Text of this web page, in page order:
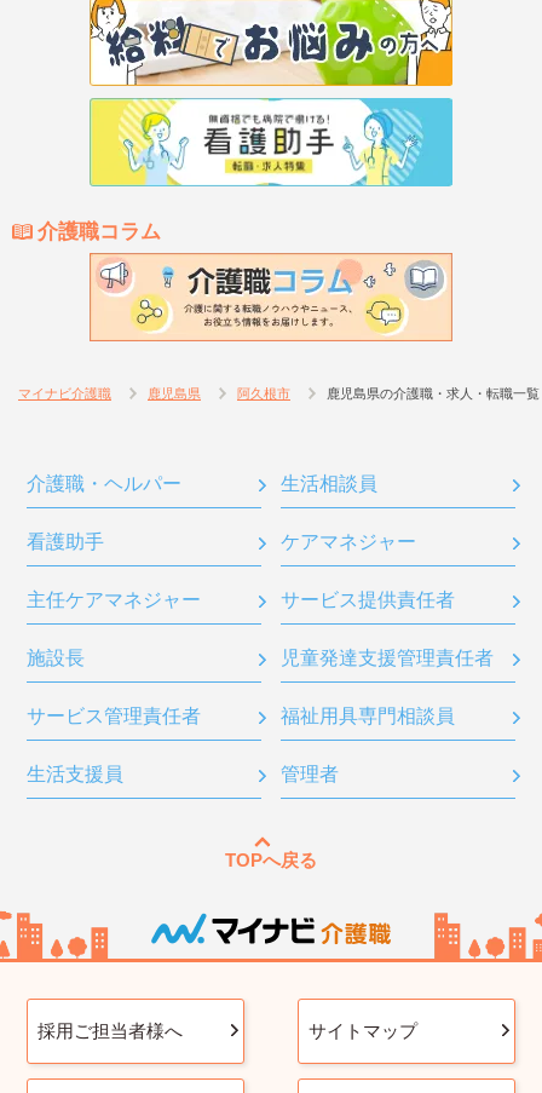
介護職コラム
マイナビ介護職 鹿児島県 阿久根市 鹿児島県の介護職・求人・転職一覧
介護職・ヘルパー 生活相談員
看護助手 ケアマネジャー
主任ケアマネジャー サービス提供責任者
施設長 児童発達支援管理責任者
サービス管理責任者 福祉用具専門相談員
生活支援員 管理者
TOPへ戻る
採用ご担当者様へ サイトマップ